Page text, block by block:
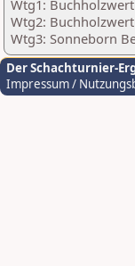
Wtg1:
Wtg2:
Wtg3: Sonneborn
Der Schachturnier-
Impressum /